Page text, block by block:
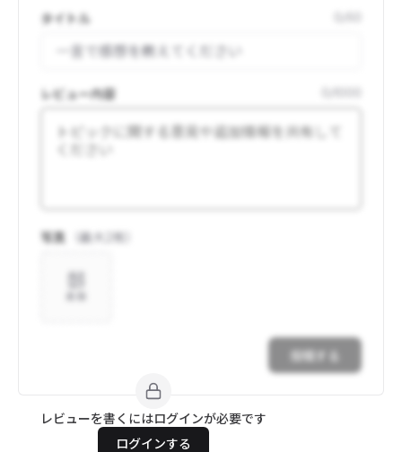
タイトル
レビュー内容
写真 （最大 枚）
投稿する
レビューを書くにはログインが必要です
ログインする